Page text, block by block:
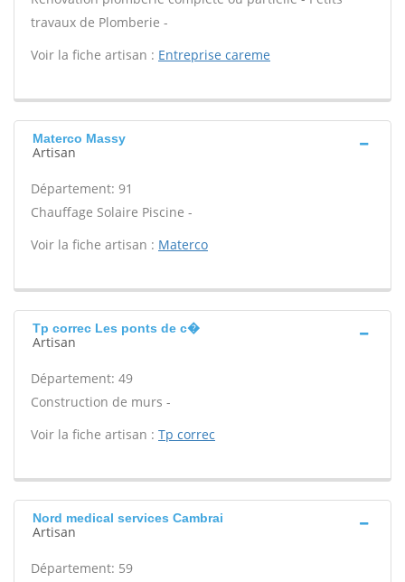
travaux de Plomberie -
Voir la fiche artisan : Entreprise careme
Materco Massy
Artisan
Département: 91
Chauffage Solaire Piscine -
Voir la fiche artisan : Materco
Tp correc Les ponts de c�
Artisan
Département: 49
Construction de murs -
Voir la fiche artisan : Tp correc
Nord medical services Cambrai
Artisan
Département: 59